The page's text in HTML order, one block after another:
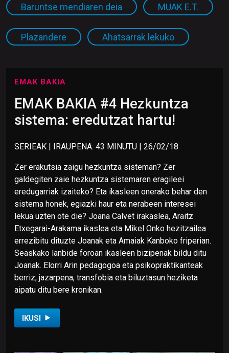
Baruntse mendiaren deia MUAK E.T.
Plazandere Ahatsarrak lekuko
EMAK BAKIA
EMAK BAKIA #4 Hezkuntza
sistema: eredutzat hartu!
SERIEAK | IRAUPENA: 43 MINUTU | 26/02/18
Zer erakutsia zaigu hezkuntza sisteman? Zer
galdegiten zaie hezkuntza sistemaren eragileei
eredugarriak izaiteko? Eta ikasleen onerako behar den
sistema honek, egiazki haur eta nerabeen interesei
lekua uzten ote die? Joana Calvet irakaslea, Araitz
Etxegarai-Arakama ikaslea eta Mikel Onko hezitzailea
errezibitu dituzte Joanak eta Amaiak Kanboko friperian.
Seaskako lanbide foroan ikasleen bizipenak bildu ditu
Joanak. Elorri Arin pedagogoa eta psikopraktikanteak
berriz, jazarpena, transfobia eta biluztasun heziketa
aipatu ditu bere kronikan.
IKUSI